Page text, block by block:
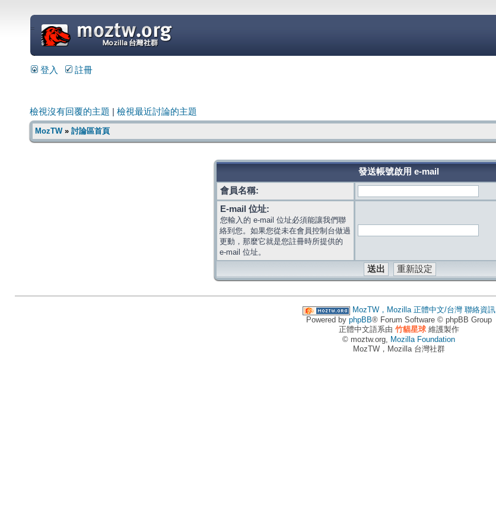
=
登入 註冊
檢視沒有回覆的主題 檢視最近討論的主題
MozTW» 討論區首頁
發送帳號啟用 e-mail
會員名稱:
E-mail 位址:
您輸入的 e-mail 位址必須能讓我們聯
絡到您。如果您從未在會員控制台做過
更動，那麼它就是您註冊時所提供的
e-mail 位址。
MozTW，Mozilla 正體中文/台灣 聯絡資訊
Powered by phpBB® Forum Software © phpBB Group
正體中文語系由 竹貓星球維護製作
© moztw.org, Mozilla Foundation
MozTW，Mozilla 台灣社群